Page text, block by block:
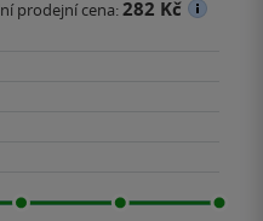
prodejní cena:282 Kč